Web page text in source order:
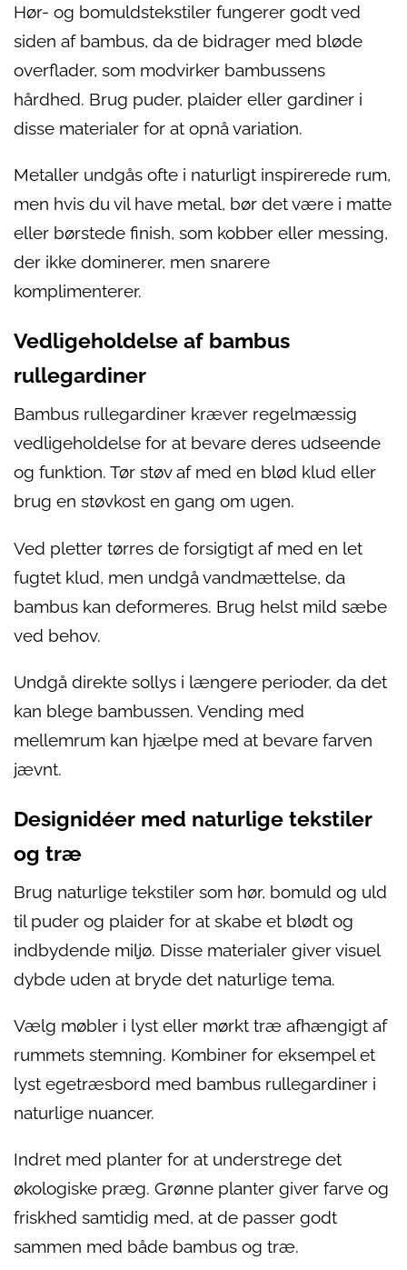
Hør- og bomuldstekstiler fungerer godt ved
siden af bambus, da de bidrager med bløde
overflader, som modvirker bambussens
hårdhed. Brug puder, plaider eller gardiner i
disse materialer for at opnå variation.
Metaller undgås ofte i naturligt inspirerede rum,
men hvis du vil have metal, bør det være i matte
eller børstede finish, som kobber eller messing,
der ikke dominerer, men snarere
komplimenterer.
Vedligeholdelse af bambus
rullegardiner
Bambus rullegardiner kræver regelmæssig
vedligeholdelse for at bevare deres udseende
og funktion. Tør støv af med en blød klud eller
brug en støvkost en gang om ugen.
Ved pletter tørres de forsigtigt af med en let
fugtet klud, men undgå vandmættelse, da
bambus kan deformeres. Brug helst mild sæbe
ved behov.
Undgå direkte sollys i længere perioder, da det
kan blege bambussen. Vending med
mellemrum kan hjælpe med at bevare farven
jævnt.
Designidéer med naturlige tekstiler
og træ
Brug naturlige tekstiler som hør, bomuld og uld
til puder og plaider for at skabe et blødt og
indbydende miljø. Disse materialer giver visuel
dybde uden at bryde det naturlige tema.
Vælg møbler i lyst eller mørkt træ afhængigt af
rummets stemning. Kombiner for eksempel et
lyst egetræsbord med bambus rullegardiner i
naturlige nuancer.
Indret med planter for at understrege det
økologiske præg. Grønne planter giver farve og
friskhed samtidig med, at de passer godt
sammen med både bambus og træ.